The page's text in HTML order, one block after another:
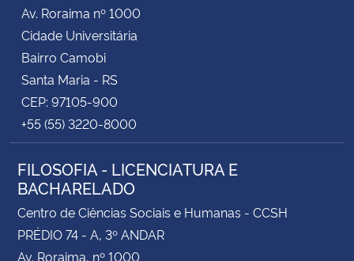
Av. Roraima nº 1000
Cidade Universitária
Bairro Camobi
Santa Maria - RS
CEP: 97105-900
+55 (55) 3220-8000
FILOSOFIA - LICENCIATURA E
BACHARELADO
Centro de Ciências Sociais e Humanas - CCSH
PRÉDIO 74 - A, 3º ANDAR
Av. Roraima, nº 1000